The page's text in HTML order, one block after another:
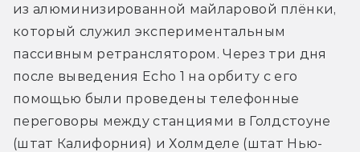
из алюминизированной майларовой плёнки,
который служил экспериментальным
пассивным ретранслятором. Через три дня
после выведения Echo 1 на орбиту с его
помощью были проведены телефонные
переговоры между станциями в Голдстоуне
(штат Калифорния) и Холмделе (штат Нью-